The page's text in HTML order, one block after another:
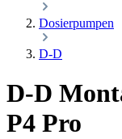
Dosierpumpen
D-D
D-D
P4 Pro